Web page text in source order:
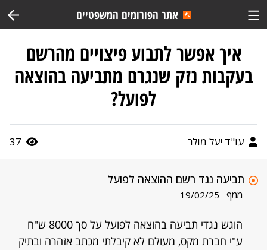
אתר הפורומים המשפטיים
איך אפשר לתבוע פיצויים מהרשם
בעקבות נזק שנגרם מתביעה בהוצאה
לפועל?
עו"ד יעל מולר 37
תביעה נגד רשם ההוצאה לפועל
ממף 19/02/25
הוגש נגדי תביעה בהוצאה לפועל על סך 8000 ש"ח
ע"י חברת מקס, מעולם לא קיבלתי מכתב אזהרה ובתיק